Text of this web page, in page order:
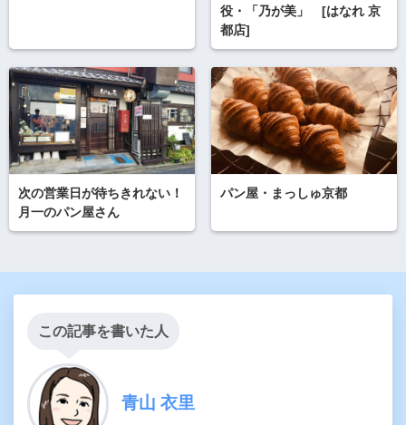
役・「乃が美」 [はなれ 京
都店]
次の営業日が待ちきれない！
月一のパン屋さん
パン屋・まっしゅ京都
この記事を書いた人
青山 衣里